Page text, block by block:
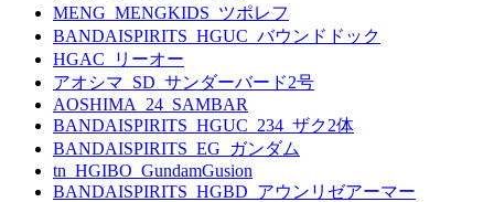
MENG_MENGKIDS_ツポレフ
BANDAISPIRITS_HGUC_バウンドドック
HGAC_リーオー
アオシマ_SD_サンダーバード2号
AOSHIMA_24_SAMBAR
BANDAISPIRITS_HGUC_234_ザク2体
BANDAISPIRITS_EG_ガンダム
tn_HGIBO_GundamGusion
BANDAISPIRITS_HGBD_アウンリゼアーマー